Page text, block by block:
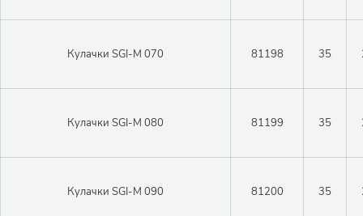
Кулачки SGI-M 070 81198 35
Кулачки SGI-M 080 81199 35
Кулачки SGI-M 090 81200 35